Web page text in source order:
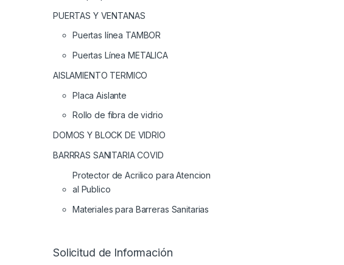
PUERTAS Y VENTANAS
Puertas línea TAMBOR
Puertas Línea METALICA
AISLAMIENTO TERMICO
Placa Aislante
Rollo de fibra de vidrio
DOMOS Y BLOCK DE VIDRIO
BARRRAS SANITARIA COVID
Protector de Acrilico para Atencion
al Publico
Materiales para Barreras Sanitarias
Solicitud de Información